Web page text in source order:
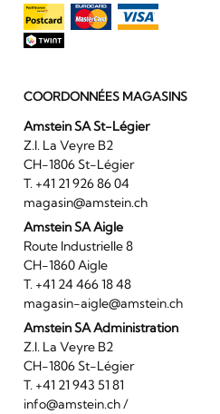
COORDONNÉES MAGASINS
Amstein SA St-Légier
Z.I. La Veyre B2
CH-1806 St-Légier
T. +41 21 926 86 04
magasin@amstein.ch
Amstein SA Aigle
Route Industrielle 8
CH-1860 Aigle
T. +41 24 466 18 48
magasin-aigle@amstein.ch
Amstein SA Administration
Z.I. La Veyre B2
CH-1806 St-Légier
T. +41 21 943 51 81
info@amstein.ch/